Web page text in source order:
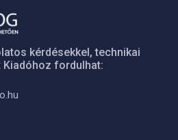
kérdésekkel, technikai
fordulhat: